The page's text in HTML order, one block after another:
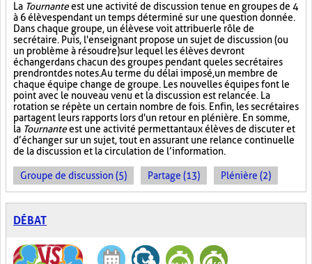
La Tournanteest une activité de discussion tenue en groupes de 4
à 6 élèves pendant un temps déterminé sur une question donnée.
Dans chaque groupe, un élève se voit attribuer le rôle de
secrétaire. Puis, l'enseignant propose un sujet de discussion (ou
un problème à résoudre) sur lequel les élèves devront
échanger dans chacun des groupes pendant que les secrétaires
prendront des notes. Au terme du délai imposé, un membre de
chaque équipe change de groupe. Les nouvelles équipes font le
point avec le nouveau venu et la discussion est relancée. La
rotation se répète un certain nombre de fois. Enfin, les secrétaires
partagent leurs rapports lors d'un retour en plénière. En somme,
la Tournanteest une activité permettant aux élèves de discuter et
d’échanger sur un sujet, tout en assurant une relance continuelle
de la discussion et la circulation de l’information.
Groupe de discussion (5) Partage (13) Plénière (2)
DÉBAT